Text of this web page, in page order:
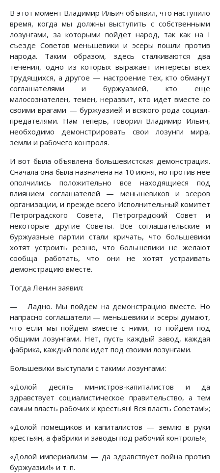
В этот момент Владимир Ильич объявил, что наступило
время, когда мы должны выступить с собственными
лозунгами, за которыми пойдет народ, так как на I
съезде Советов меньшевики и эсеры пошли против
народа. Таким образом, здесь сталкиваются два
течения, одно из которых выражает интересы всех
трудящихся, а другое — настроение тех, кто обманут
соглашателями и буржуазией, кто еще
малосознателен, темен, неразвит, кто идет вместе со
своими врагами — буржуазией и всякого рода социал-
предателями. Нам теперь, говорил Владимир Ильич,
необходимо демонстрировать свои лозунги мира,
земли и рабочего контроля.
И вот была объявлена большевистская демонстрация.
Сначала она была назначена на 10 июня, но против нее
ополчились положительно все находящиеся под
влиянием соглашателей — меньшевиков и эсеров
организации, и прежде всего Исполнительный комитет
Петроградского Совета, Петроградский Совет и
некоторые другие Советы. Все соглашательские и
буржуазные партии стали кричать, что большевики
хотят устроить резню, что большевики не желают
сообща работать, что они не хотят устраивать
демонстрацию вместе.
Тогда Ленин заявил:
— Ладно. Мы пойдем на демонстрацию вместе. Но
напрасно соглашатели — меньшевики и эсеры думают,
что если мы пойдем вместе с ними, то пойдем под
общими лозунгами. Нет, пусть каждый завод, каждая
фабрика, каждый полк идет под своими лозунгами.
Большевики выступали с такими лозунгами:
«Долой десять министров-капиталистов и да
здравствует социалистическое правительство, а тем
самым власть рабочих и крестьян! Вся власть Советам!»;
«Долой помещиков и капиталистов — землю в руки
крестьян, а фабрики и заводы под рабочий контроль!»;
«Долой империализм — да здравствует война против
буржуазии!» и т. п.